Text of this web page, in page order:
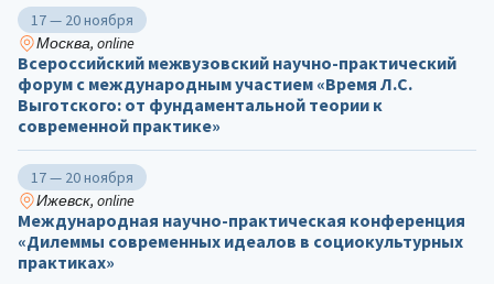
17 — 20 ноября
Москва, online
Всероссийский межвузовский научно-практический
форум с международным участием «Время Л.С.
Выготского: от фундаментальной теории к
современной практике»
17 — 20 ноября
Ижевск, online
Международная научно-практическая конференция
«Дилеммы современных идеалов в социокультурных
практиках»